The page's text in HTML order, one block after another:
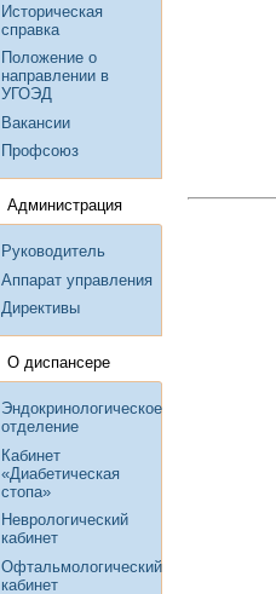
Историческая
справка
Положение о
направлении в
УГОЭД
Вакансии
Профсоюз
Администрация
Руководитель
Аппарат управления
Директивы
О диспансере
Эндокринологическое
отделение
Кабинет
«Диабетическая
стопа»
Неврологический
кабинет
Офтальмологический
кабинет